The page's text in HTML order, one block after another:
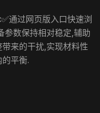
通过网页版入口快速浏
参数保持相对稳定,辅助
来的干扰,实现材料性
平衡.